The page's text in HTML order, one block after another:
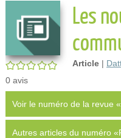
/5
0 avis
Les
Article |
Voir le numéro de la revue
Autres articles du numéro